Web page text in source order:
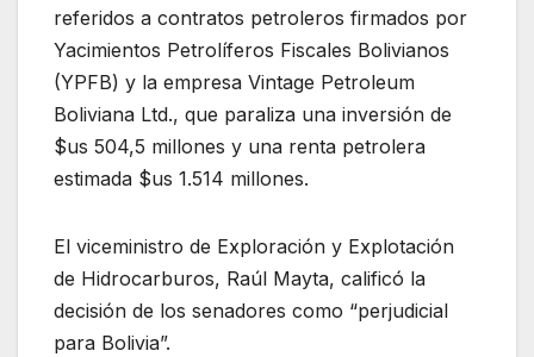
referidos a contratos petroleros firmados por
Yacimientos Petrolíferos Fiscales Bolivianos
(YPFB) y la empresa Vintage Petroleum
Boliviana Ltd., que paraliza una inversión de
$us 504,5 millones y una renta petrolera
estimada $us 1.514 millones.
El viceministro de Exploración y Explotación
de Hidrocarburos, Raúl Mayta, calificó la
decisión de los senadores como “perjudicial
para Bolivia”.